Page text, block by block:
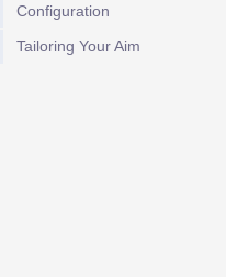
Configuration
Tailoring Your Aim